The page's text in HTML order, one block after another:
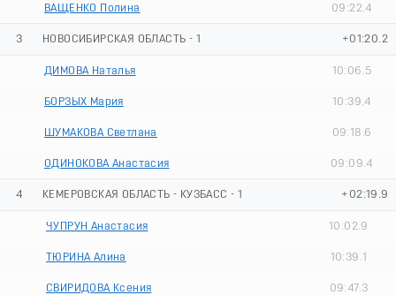
ВАЩЕНКО Полина 09:22.4
3 НОВОСИБИРСКАЯ ОБЛАСТЬ - 1 +01:20.2
ДИМОВА Наталья 10:06.5
БОРЗЫХ Мария 10:39.4
ШУМАКОВА Светлана 09:18.6
ОДИНОКОВА Анастасия 09:09.4
4 КЕМЕРОВСКАЯ ОБЛАСТЬ - КУЗБАСС - 1 +02:19.9
ЧУПРУН Анастасия 10:02.9
ТЮРИНА Алина 10:39.1
СВИРИДОВА Ксения 09:47.3